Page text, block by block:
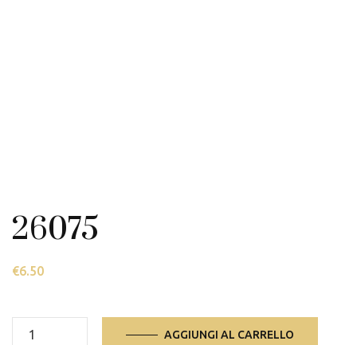
26075
€6.50
26075
AGGIUNGI AL CARRELLO